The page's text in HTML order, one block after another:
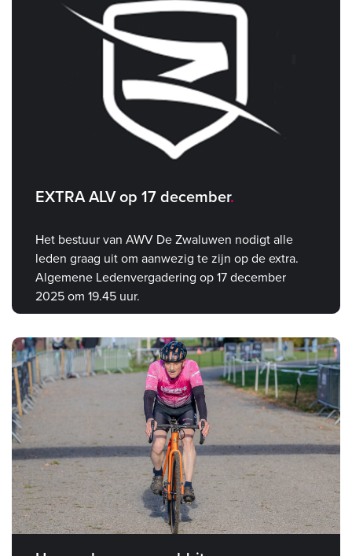
EXTRA ALV op 17 december
Het bestuur van AWV De Zwaluwen nodigt alle
leden graag uit om aanwezig te zijn op de extra.
Algemene Ledenvergadering op 17 december
2025 om 19.45 uur.